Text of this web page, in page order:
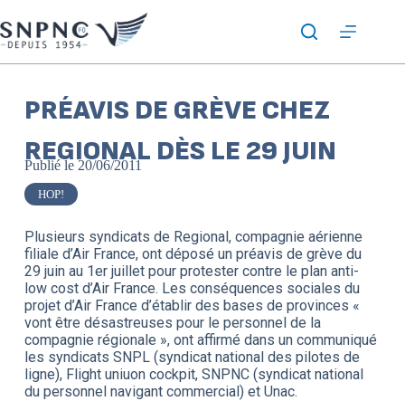
PRÉAVIS DE GRÈVE CHEZ
REGIONAL DÈS LE 29 JUIN
Publié le 20/06/2011
HOP!
Plusieurs syndicats de Regional, compagnie aérienne
filiale d’Air France, ont déposé un préavis de grève du
29 juin au 1er juillet pour protester contre le plan anti-
low cost d’Air France. Les conséquences sociales du
projet d’Air France d’établir des bases de provinces «
vont être désastreuses pour le personnel de la
compagnie régionale », ont affirmé dans un communiqué
les syndicats SNPL (syndicat national des pilotes de
ligne), Flight uniuon cockpit, SNPNC (syndicat national
du personnel navigant commercial) et Unac.